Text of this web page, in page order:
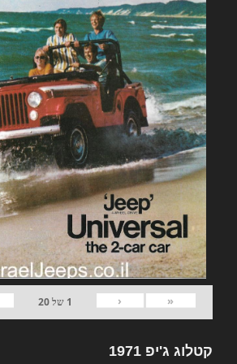
«
‹
1 של20
קטלוג ג'יפ 1971